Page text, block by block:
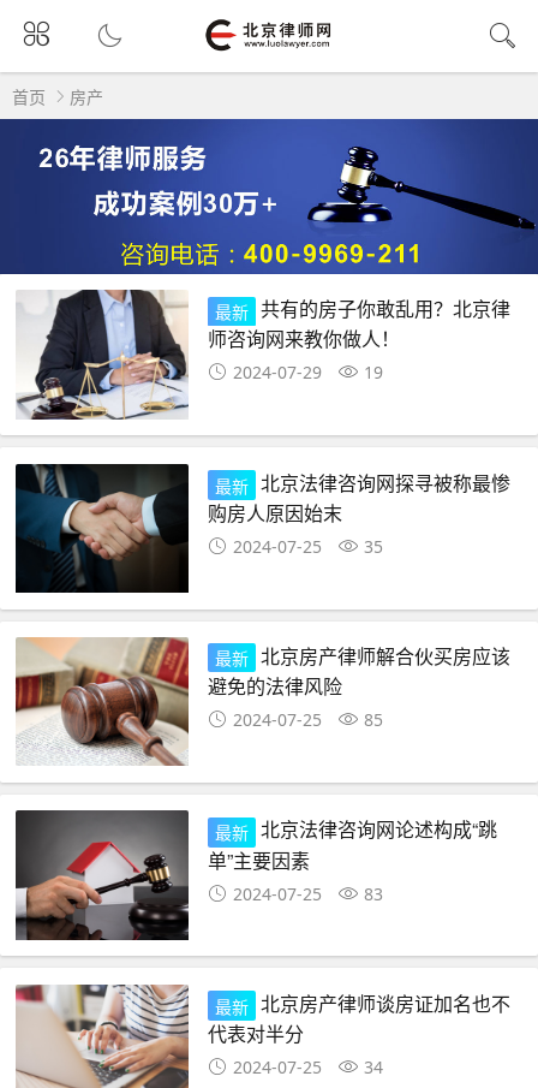
首页 房产
最新 共有的房子你敢乱用？北京律
师咨询网来教你做人！
2024-07-29 19
最新 北京法律咨询网探寻被称最惨
购房人原因始末
2024-07-25 35
最新 北京房产律师解合伙买房应该
避免的法律风险
2024-07-25 85
最新 北京法律咨询网论述构成“跳
单”主要因素
2024-07-25 83
最新 北京房产律师谈房证加名也不
代表对半分
2024-07-25 34